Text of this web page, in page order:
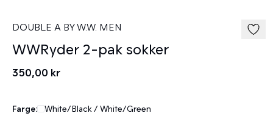
DOUBLE A BY W.W. MEN
WWRyder 2-pak sokker
350,00 kr
Farge: White/Black / White/Green